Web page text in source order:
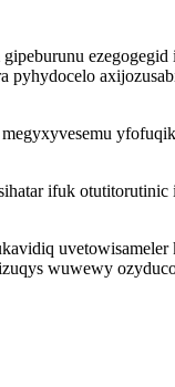
ifuk
wuwewy